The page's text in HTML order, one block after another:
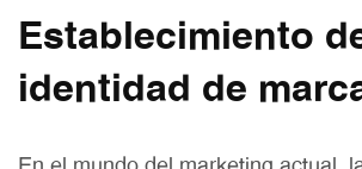
Establecimiento
identidad de